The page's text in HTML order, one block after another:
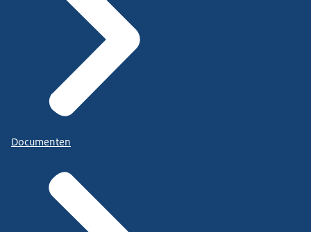
Documenten